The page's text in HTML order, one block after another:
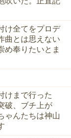
け全てをプロデ
曲とは思えない
め奉りたいとま
けまで行った
破、ブチ上が
ゃんたちは神山